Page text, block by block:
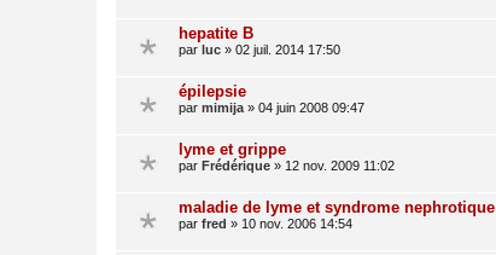
hepatite B
par luc » 02 juil. 2014 17:50
épilepsie
par mimija » 04 juin 2008 09:47
lyme et grippe
par Frédérique » 12 nov. 2009 11:02
maladie de lyme et syndrome nephrotique
par fred » 10 nov. 2006 14:54